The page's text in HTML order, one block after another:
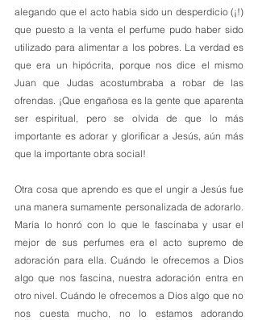
alegando que el acto había sido un desperdicio (¡!)
que puesto a la venta el perfume pudo haber sido
utilizado para alimentar a los pobres. La verdad es
que era un hipócrita, porque nos dice el mismo
Juan que Judas acostumbraba a robar de las
ofrendas. ¡Que engañosa es la gente que aparenta
ser espiritual, pero se olvida de que lo más
importante es adorar y glorificar a Jesús, aún más
que la importante obra social!
Otra cosa que aprendo es que el ungir a Jesús fue
una manera sumamente personalizada de adorarlo.
María lo honró con lo que le fascinaba y usar el
mejor de sus perfumes era el acto supremo de
adoración para ella. Cuándo le ofrecemos a Dios
algo que nos fascina, nuestra adoración entra en
otro nivel. Cuándo le ofrecemos a Dios algo que no
nos cuesta mucho, no lo estamos adorando